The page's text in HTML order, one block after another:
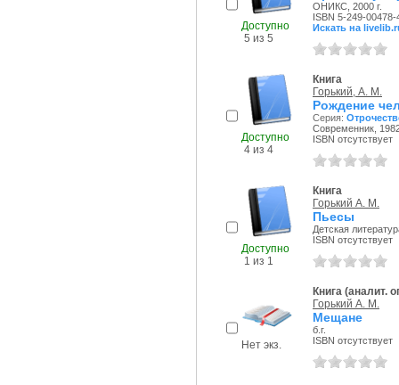
Доступно
5 из 5
ОНИКС, 2000 г.
ISBN 5-249-00478-
Искать на
Доступно
4 из 4
Книга
Горький, А. М.
Рождение
Серия:
Современник,
ISBN отсутствует
Доступно
1 из 1
Книга
Горький А. М.
Пьесы
Детская
ISBN отсутствует
Нет экз.
Книга (аналит.
Горький А. М.
Мещане
б.г.
ISBN отсутствует